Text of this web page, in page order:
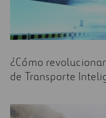
¿Cómo
de Transporte